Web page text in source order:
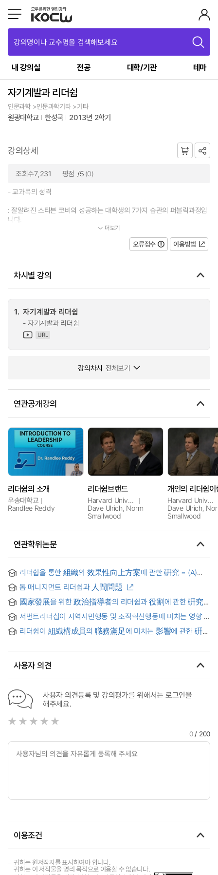
강의명이나 교수명을 검색해보세요
내 강의실 전공 대학/기관 테마
자기계발과 리더쉽
인문과학 >인문과학기타 >기타
원광대학교 한성국 2013년 2학기
강의상세
조회수7,231 평점 /5 (0)
- 교과목의 성격
: 잘알려진 스티븐 코비의 성공하는 대학생의 7가지 습관의 퍼블릭과정입
니다.
더보기
오류접수 이용방법
차시별 강의
1. 자기계발과 리더쉽
- 자기계발과 리더쉽
URL
강의차시 전체보기
연관공개강의
리더쉽의 소개
우송대학교
Randlee Reddy
리더쉽브랜드
Harvard University
Dave Ulrich, Norm
Smallwood
Harvard University
Dave Ulrich,
Smallwood
연관학위논문
리더쉽을 통한 組織의 效果性向上方案에 관한 硏究 = (A)
study on the functional relations between the
organizational effectiveness and leadership
톱 매니지먼트 리더쉽과 人間問題
國家發展을 위한 政治指導者의 리더쉽과 役割에 관한 硏究 :
基礎自治團體長을 中心으로 = (A) study on political
leaders' leadership and roles for national development :
focused on self-governed unit local administrators
서번트리더십이 지역시민행동 및 조직혁신행동에 미치는 영향 :
조직신뢰의 매개 효과를 중심으로 = The Influence of the
Servant Leadership on the Community Citizenship
the Meditator of the Organizational Trust
리더쉽이 組織構成員의 職務滿足에 미치는 影響에 관한 硏究
사용자 의견
사용자 의견등록 및 강의평가를 위해서는 로그인을
해주세요.
0/ 200
이용조건
귀하는 원저작자를 표시하여야 합니다.
귀하는 이 저작물을 영리 목적으로 이용할 수 없습니다.